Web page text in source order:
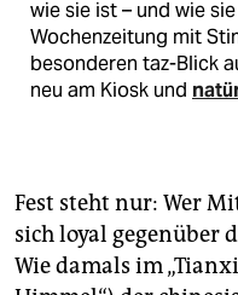
wie sie ist – und wie
Wochenzeitung mit
besonderen taz-Blick
neu am Kiosk und
Fest steht nur: Wer
sich loyal gegenüber
Wie damals im